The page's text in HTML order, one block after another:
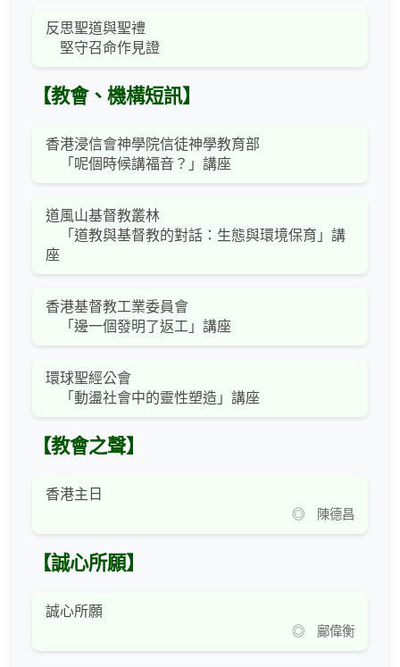
反思聖道與聖禮
堅守召命作見證
【教會、機構短訊】
香港浸信會神學院信徒神學教育部
「呢個時候講福音？」講座
道風山基督教叢林
「道教與基督教的對話：生態與環境保育」講
座
香港基督教工業委員會
「邊一個發明了返工」講座
環球聖經公會
「動盪社會中的靈性塑造」講座
【教會之聲】
香港主日
◎ 陳德昌
【誠心所願】
誠心所願
◎ 鄺偉衡